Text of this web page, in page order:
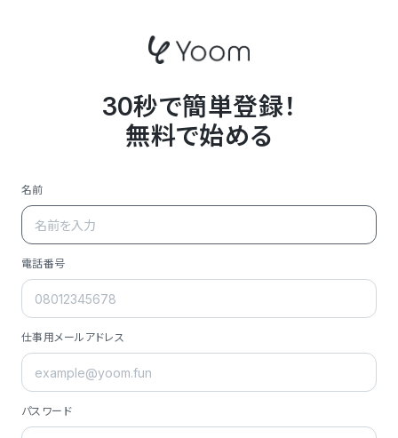
30秒で簡単登録！
無料で始める
名前
電話番号
仕事用メールアドレス
パスワード